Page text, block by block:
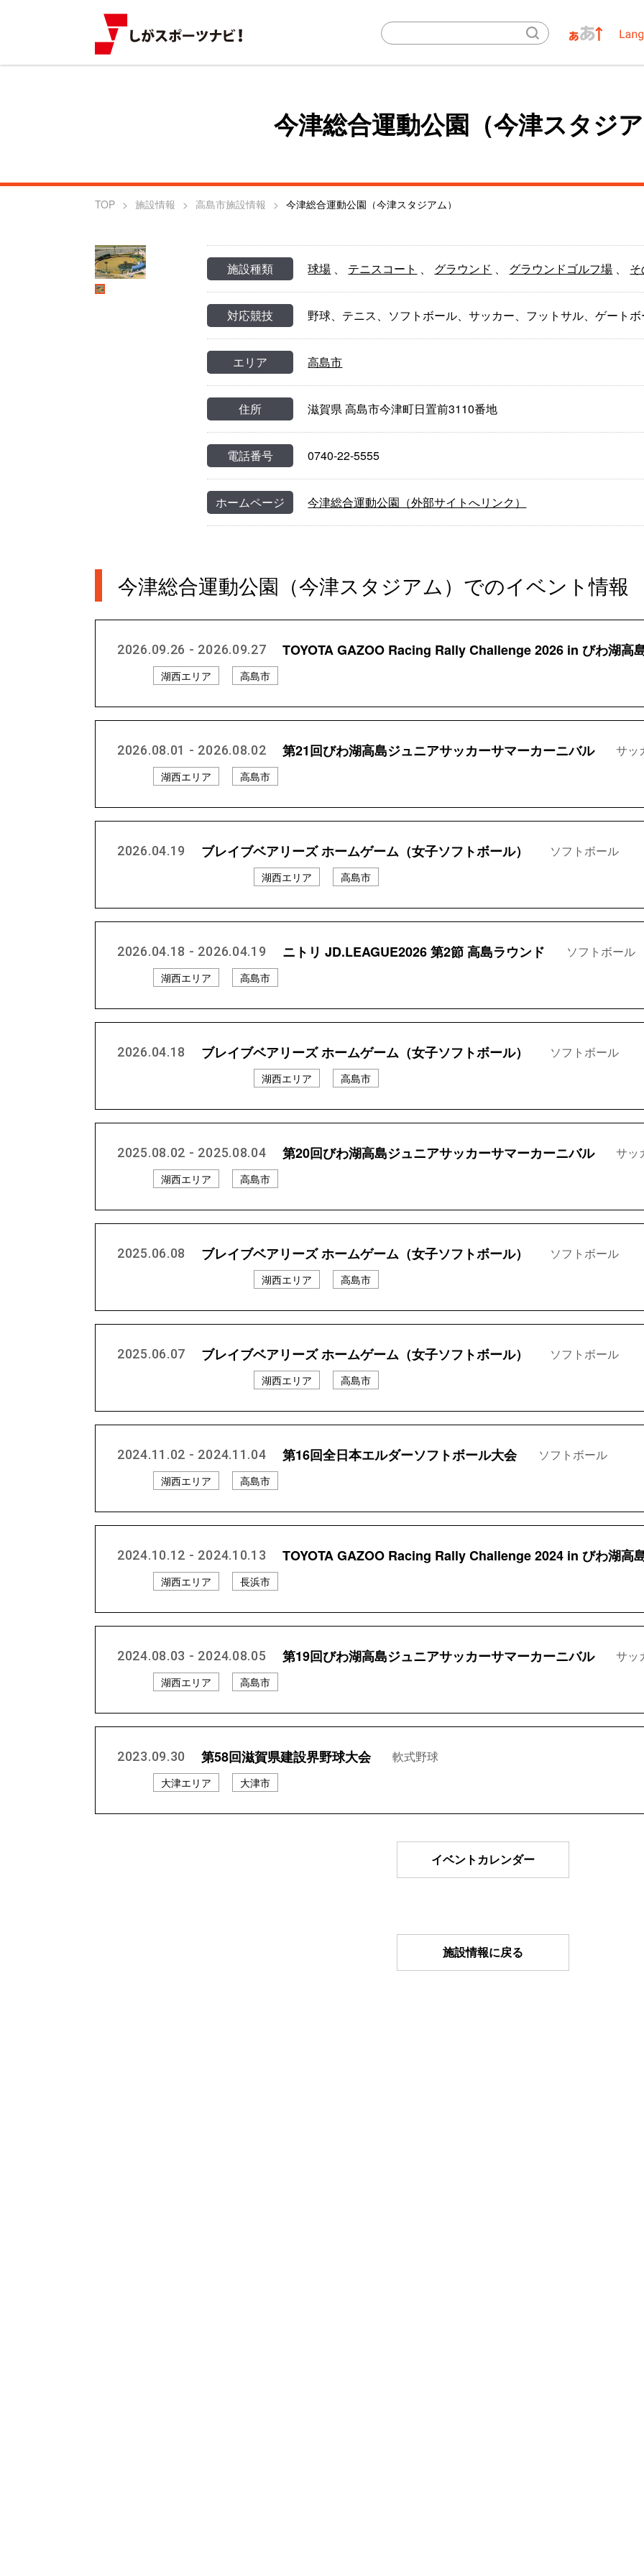
今津総合運動公園（今津スタジ
TOP 施設情報 高島市施設情報 今津総合運動公園（今津スタジアム）
施設種類 球場 、 テニスコート 、 グラウンド 、 グラウンドゴルフ場 、
対応競技 野球、テニス、ソフトボール、サッカー、フットサル、ゲート
エリア 高島市
住所 滋賀県 高島市今津町日置前3110番地
電話番号 0740-22-5555
ホームページ 今津総合運動公園（外部サイトへリンク）
今津総合運動公園（今津スタジアム）でのイベント情報
2026.09.26 - 2026.09.27 TOYOTA GAZOO Racing Rally Challenge 2026 in びわ湖高
湖西エリア 高島市
2026.08.01 - 2026.08.02 第21回びわ湖高島ジュニアサッカーサマーカーニバル サッ
湖西エリア 高島市
2026.04.19 ブレイブベアリーズ ホームゲーム（女子ソフトボール） ソフトボール
湖西エリア 高島市
2026.04.18 - 2026.04.19 ニトリ JD.LEAGUE2026 第2節 高島ラウンド ソフトボール
湖西エリア 高島市
2026.04.18 ブレイブベアリーズ ホームゲーム（女子ソフトボール） ソフトボール
湖西エリア 高島市
2025.08.02 - 2025.08.04 第20回びわ湖高島ジュニアサッカーサマーカーニバル サッ
湖西エリア 高島市
2025.06.08 ブレイブベアリーズ ホームゲーム（女子ソフトボール） ソフトボール
湖西エリア 高島市
2025.06.07 ブレイブベアリーズ ホームゲーム（女子ソフトボール） ソフトボール
湖西エリア 高島市
2024.11.02 - 2024.11.04 第16回全日本エルダーソフトボール大会 ソフトボール
湖西エリア 高島市
2024.10.12 - 2024.10.13 TOYOTA GAZOO Racing Rally Challenge 2024 in びわ湖高
湖西エリア 長浜市
2024.08.03 - 2024.08.05 第19回びわ湖高島ジュニアサッカーサマーカーニバル サッ
湖西エリア 高島市
2023.09.30 第58回滋賀県建設界野球大会 軟式野球
大津エリア 大津市
イベントカレンダー
施設情報に戻る